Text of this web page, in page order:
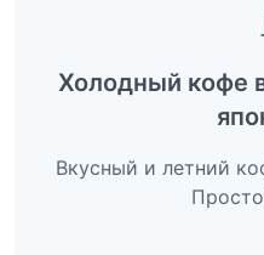
Холодный кофе
Вкусный и летний